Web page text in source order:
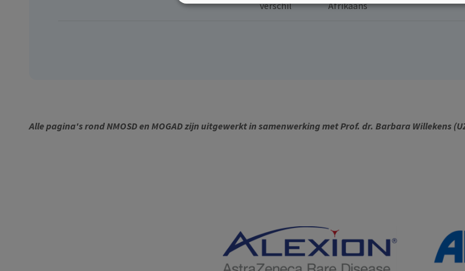
verschil
Afrikaans
Alle pagina's rond NMOSD en MOGAD zijn uitgewerkt in samenwerking met Prof. dr. Barbara Willekens